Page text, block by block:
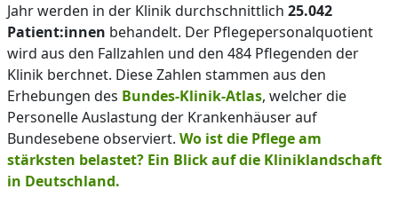
Jahr werden in der Klinik durchschnittlich 25.042
Patient:innen behandelt. Der Pflegepersonalquotient
wird aus den Fallzahlen und den 484 Pflegenden der
Klinik berchnet. Diese Zahlen stammen aus den
Erhebungen des Bundes-Klinik-Atlas, welcher die
Personelle Auslastung der Krankenhäuser auf
Bundesebene observiert. Wo ist die Pflege am
stärksten belastet? Ein Blick auf die Kliniklandschaft
in Deutschland.